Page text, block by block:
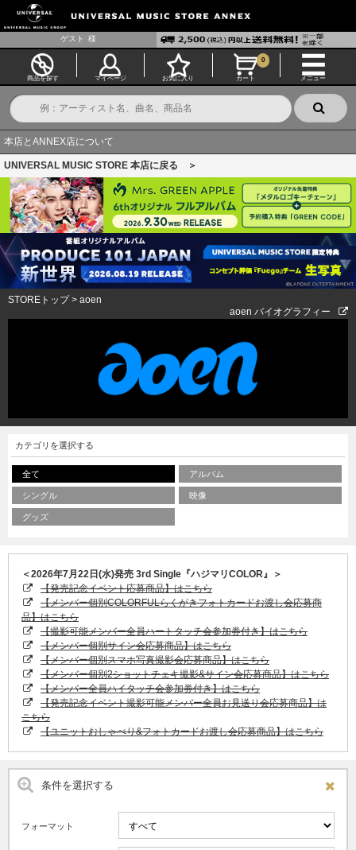
ゲスト 様
商品を探す マイページ お気に入り カート
0
メニュー
本店とANNEX店について
UNIVERSAL MUSIC STORE 本店に戻る ＞
STOREトップ> aoen
aoen バイオグラフィー
カテゴリを選択する
全て アルバム
シングル 映像
グッズ
＜2026年7月22日(水)発売 3rd Single『ハジマリCOLOR』＞
【発売記念イベント応募商品】はこちら
【メンバー個別COLORFULらくがきフォトカードお渡し会応募商
品】はこちら
【撮影可能メンバー全員ハートタッチ会参加券付き】はこちら
【メンバー個別サイン会応募商品】はこちら
【メンバー個別スマホ写真撮影会応募商品】はこちら
【メンバー個別2ショットチェキ撮影&サイン会応募商品】はこちら
【メンバー全員ハイタッチ会参加券付き】はこちら
【発売記念イベント撮影可能メンバー全員お見送り会応募商品】は
こちら
【ユニットおしゃべり&フォトカードお渡し会応募商品】はこちら
条件を選択する
フォーマット